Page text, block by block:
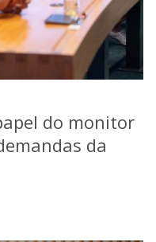
do monitor
da